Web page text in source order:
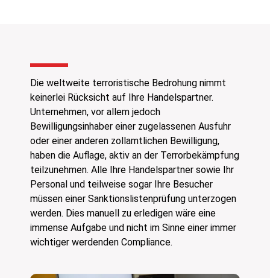
Die weltweite terroristische Bedrohung nimmt
keinerlei Rücksicht auf Ihre Handelspartner.
Unternehmen, vor allem jedoch
Bewilligungsinhaber einer zugelassenen Ausfuhr
oder einer anderen zollamtlichen Bewilligung,
haben die Auflage, aktiv an der Terrorbekämpfung
teilzunehmen. Alle Ihre Handelspartner sowie Ihr
Personal und teilweise sogar Ihre Besucher
müssen einer Sanktionslistenprüfung unterzogen
werden. Dies manuell zu erledigen wäre eine
immense Aufgabe und nicht im Sinne einer immer
wichtiger werdenden Compliance.